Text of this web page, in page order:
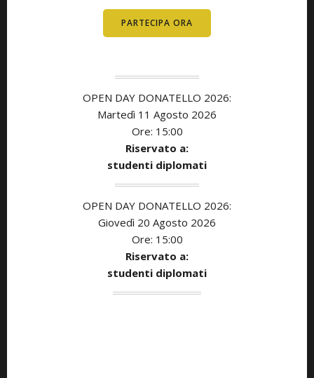
PARTECIPA ORA
OPEN DAY DONATELLO 2026:
Martedì 11 Agosto 2026
Ore: 15:00
Riservato a:
studenti diplomati
OPEN DAY DONATELLO 2026:
Giovedì 20 Agosto 2026
Ore: 15:00
Riservato a:
studenti diplomati